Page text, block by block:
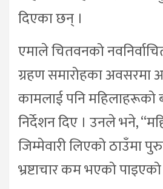
दिएका छन् ।
एमाले चितवनको
ग्रहण समारोहका अवसरमा
कामलाई पनि महिलाहरूको
निर्देशन दिए । उनले भने,
जिम्मेवारी लिएको ठाउँमा
भ्रष्टाचार कम भएको